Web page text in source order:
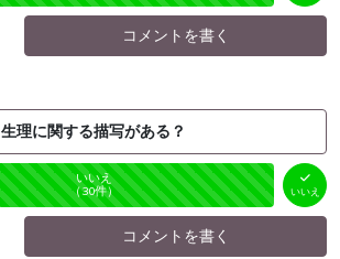
コメントを書く
生理に関する描写がある？
いいえ
（30件） いいえ
コメントを書く